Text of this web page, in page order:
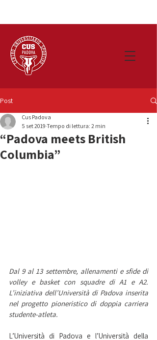
Post
“Padova meets British
Columbia”
Cus Padova
5 set 2019 Tempo di lettura: 2 min
Dal 9 al 13 settembre, allenamenti e sfide di
volley e basket con squadre di A1 e A2.
L’iniziativa dell’Università di Padova inserita
nel progetto pioneristico di doppia carriera
studente-atleta.
L’Università di Padova e l’Università della